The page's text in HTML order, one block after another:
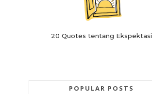
20 Quotes tentang Ekspektasi
POPULAR POSTS